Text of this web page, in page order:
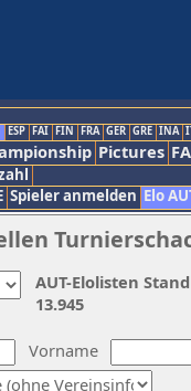
ESP FAI FIN FRA GER GRE INA
Pictures
Spieler anmelden Elo
Vorname
AUT-Elolisten
13.945